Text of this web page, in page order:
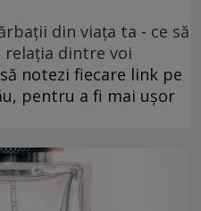
din viața ta - ce să
relația dintre voi
notezi fiecare link pe
pentru a fi mai ușor